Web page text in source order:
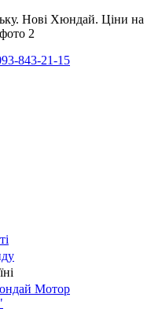
843-21-15
Мотор